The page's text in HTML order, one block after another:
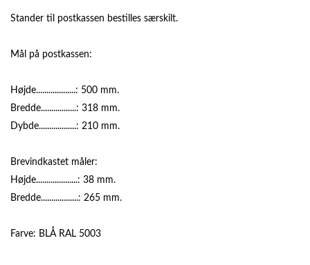
Stander til postkassen bestilles særskilt.
Mål på postkassen:
Højde...................: 500 mm.
Bredde.................: 318 mm.
Dybde..................: 210 mm.
Brevindkastet måler:
Højde....................: 38 mm.
Bredde..................: 265 mm.
Farve: BLÅ RAL 5003